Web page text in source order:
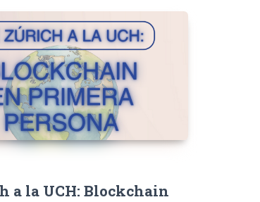
a la UCH: Blockchain